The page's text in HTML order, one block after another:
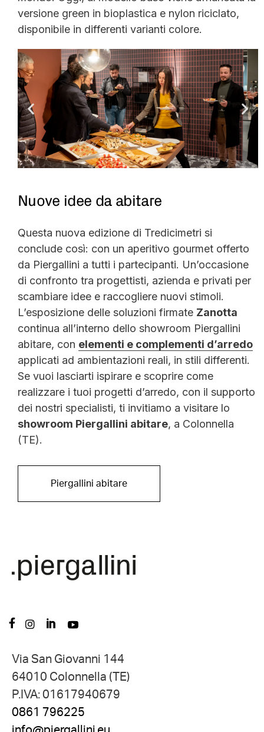
versione green in bioplastica e nylon riciclato,
disponibile in differenti varianti colore.
Nuove idee da abitare
Questa nuova edizione di Tredicimetri si
conclude così: con un aperitivo gourmet offerto
da Piergallini a tutti i partecipanti. Un’occasione
di confronto tra progettisti, azienda e privati per
scambiare idee e raccogliere nuovi stimoli.
L’esposizione delle soluzioni firmate Zanotta
continua all’interno dello showroom Piergallini
abitare, con elementi e complementi d’arredo
applicati ad ambientazioni reali, in stili differenti.
Se vuoi lasciarti ispirare e scoprire come
realizzare i tuoi progetti d’arredo, con il supporto
dei nostri specialisti, ti invitiamo a visitare lo
showroom Piergallini abitare, a Colonnella
(TE).
Piergallini abitare
Via San Giovanni 144
64010 Colonnella (TE)
P.IVA: 01617940679
0861 796225